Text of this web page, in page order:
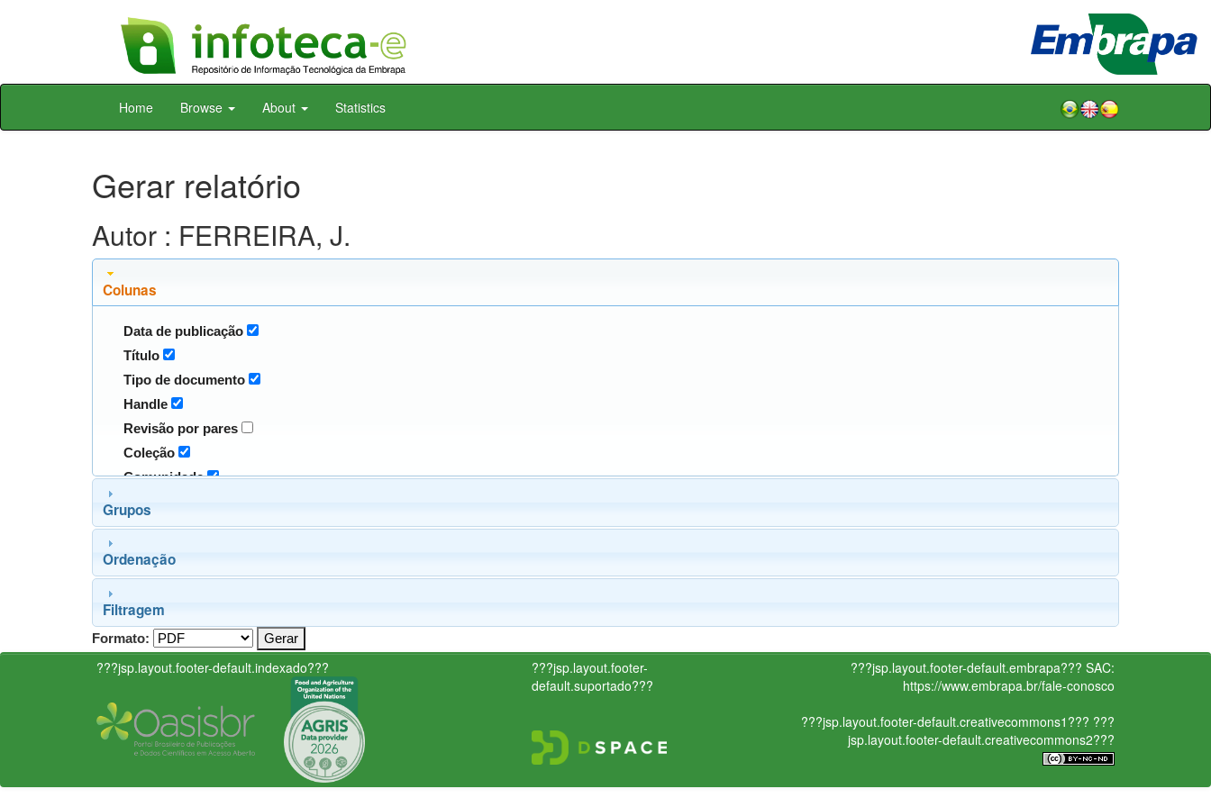
Skip
Home Browse About Statistics
Gerar relatório
Autor : FERREIRA, J.
Colunas
Data de publicação
Título
Tipo de documento
Handle
Revisão por pares
Coleção
Comunidade
Grupos
Ordenação
Filtragem
Formato:
???jsp.layout.footer-default.indexado???
???jsp.layout.footer-
default.suportado???
???jsp.layout.footer-default.embrapa??? SAC:
https://www.embrapa.br/fale-conosco
???jsp.layout.footer-default.creativecommons1??? ???
jsp.layout.footer-default.creativecommons2???